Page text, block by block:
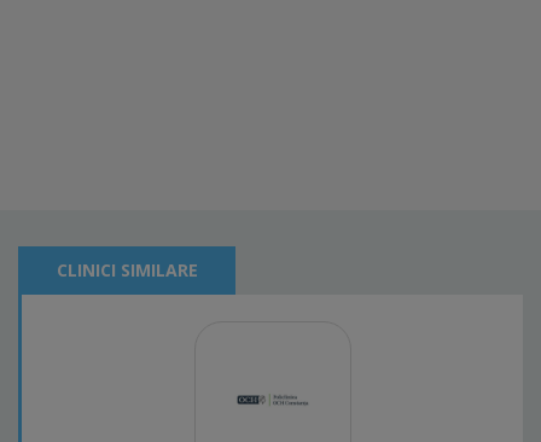
CLINICI SIMILARE